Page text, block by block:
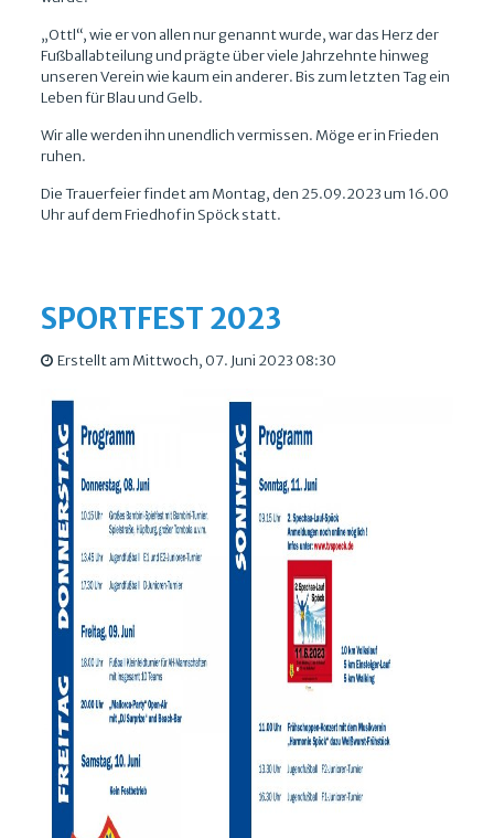
„Ottl“, wie er von allen nur genannt wurde, war das Herz der
Fußballabteilung und prägte über viele Jahrzehnte hinweg
unseren Verein wie kaum ein anderer. Bis zum letzten Tag ein
Leben für Blau und Gelb.
Wir alle werden ihn unendlich vermissen. Möge er in Frieden
ruhen.
Die Trauerfeier findet am Montag, den 25.09.2023 um 16.00
Uhr auf dem Friedhof in Spöck statt.
SPORTFEST 2023
Erstellt am Mittwoch, 07. Juni 2023 08:30